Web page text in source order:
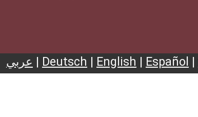
عربي | Deutsch | English | Español |